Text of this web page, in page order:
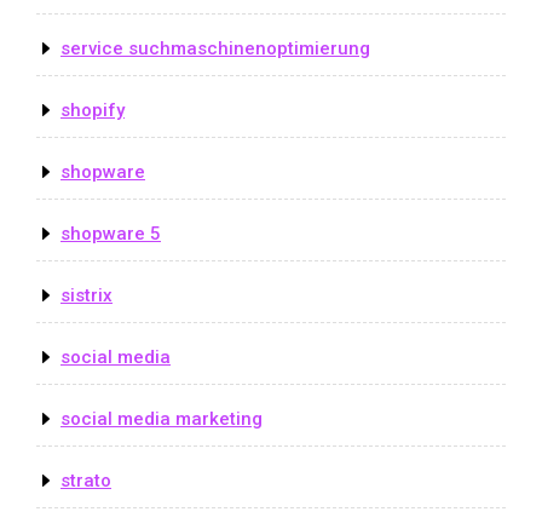
service suchmaschinenoptimierung
shopify
shopware
shopware 5
sistrix
social media
social media marketing
strato